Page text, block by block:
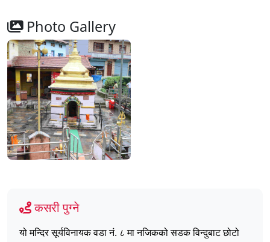
Photo Gallery
कसरी पुग्ने
यो मन्दिर सूर्यविनायक वडा नं. ८ मा नजिकको सडक विन्दुबाट छोटो